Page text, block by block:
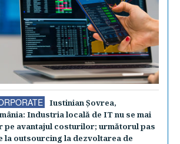
Iustinian Şovrea,
Industria locală de IT nu se mai
pe avantajul costurilor; următorul pas
la outsourcing la dezvoltarea de